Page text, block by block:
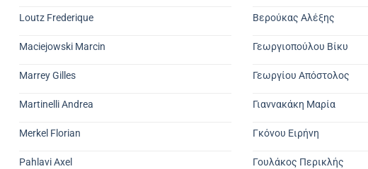
Loutz Frederique
Maciejowski Marcin
Marrey Gilles
Martinelli Andrea
Merkel Florian
Pahlavi Axel
Βερούκας Αλέξης
Γεωργιοπούλου Βίκυ
Γεωργίου Απόστολος
Γιαννακάκη Μαρία
Γκόνου Ειρήνη
Γουλάκος Περικλής